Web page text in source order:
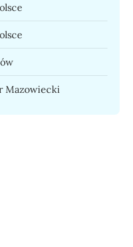
Mazowiecki